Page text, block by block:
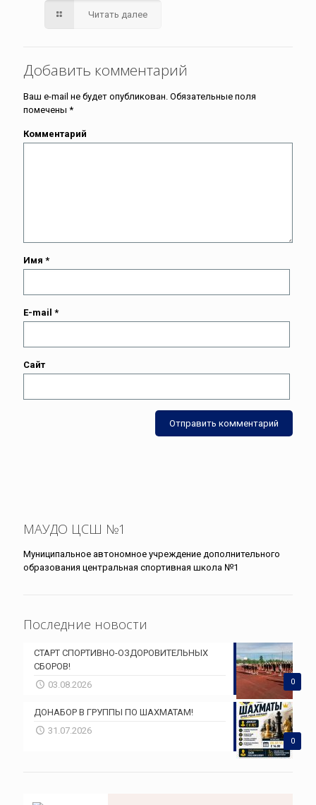
Читать далее
Добавить комментарий
Ваш e-mail не будет опубликован. Обязательные поля
помечены *
Комментарий
Имя *
E-mail *
Сайт
МАУДО ЦСШ №1
Муниципальное автономное учреждение дополнительного
образования центральная спортивная школа №1
Последние новости
0
СТАРТ СПОРТИВНО-ОЗДОРОВИТЕЛЬНЫХ
СБОРОВ!
03.08.2026
0
ДОНАБОР В ГРУППЫ ПО ШАХМАТАМ!
31.07.2026